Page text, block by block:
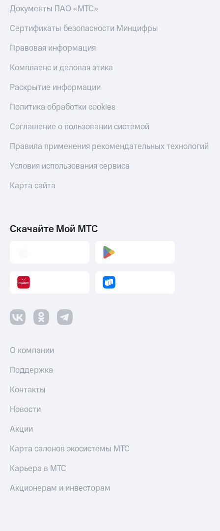
Документы ПАО «МТС»
Сертификаты безопасности Минцифры
Правовая информация
Комплаенс и деловая этика
Раскрытие информации
Политика обработки cookies
Соглашение о пользовании системой
Правила применения рекомендательных технологий
Условия использования сервиса
Карта сайта
Скачайте Мой МТС
О компании
Поддержка
Контакты
Новости
Акции
Карта салонов экосистемы МТС
Карьера в МТС
Акционерам и инвесторам